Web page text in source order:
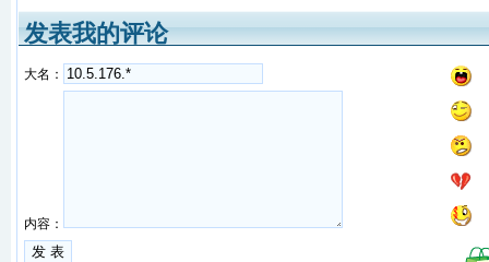
发表我的评论
大名：
内容：